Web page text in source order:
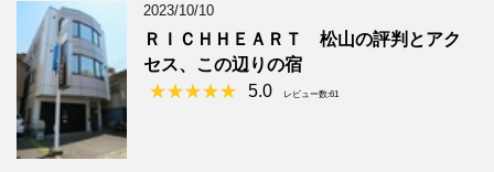
2023/10/10
ＲＩＣＨＨＥＡＲＴ 松山の評判とアク
セス、この辺りの宿
5.0
レビュー数:61